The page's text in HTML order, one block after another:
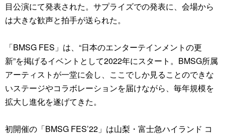
目公演にて発表された。サプライズでの発表に、会場から
は大きな歓声と拍手が送られた。
「BMSG FES」は、“日本のエンターテインメントの更
新”を掲げるイベントとして2022年にスタート。BMSG所属
アーティストが一堂に会し、ここでしか見ることのできな
いステージやコラボレーションを届けながら、毎年規模を
拡大し進化を遂げてきた。
初開催の「BMSG FES’22」は山梨・富士急ハイランド コ